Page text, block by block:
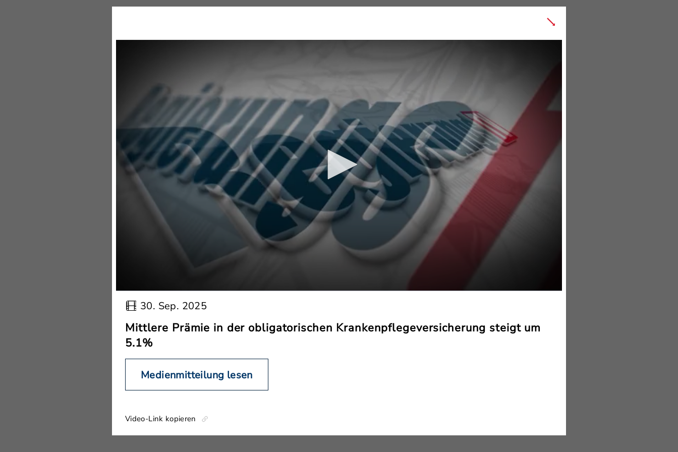
30. Sep. 2025
Mittlere Prämie in der obligatorischen Krankenpflegeversicherung steigt um
5.1%
Medienmitteilung lesen
Video-Link kopieren